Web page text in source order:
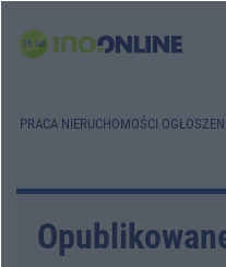
PRACA NIERUCHOMOŚCI